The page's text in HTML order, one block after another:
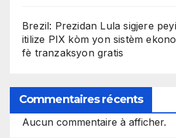
Brezil: Prezidan Lula sigjere
itilize PIX kòm yon sistèm
fè tranzaksyon gratis
Commentaires récents
Aucun commentaire à afficher.